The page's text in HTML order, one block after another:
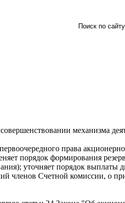
механизма
права
порядок формирования
уточняет порядок выплаты
членов Счетной комиссии, о